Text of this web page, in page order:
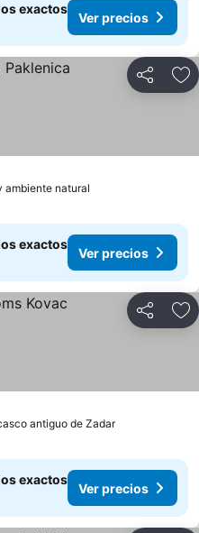
exactos
Ver precios
Compartir
ambiente natural
exactos
Ver precios
Compartir
antiguo de Zadar
exactos
Ver precios